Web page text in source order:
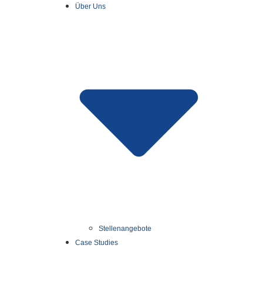
Über Uns
Stellenangebote
Case Studies